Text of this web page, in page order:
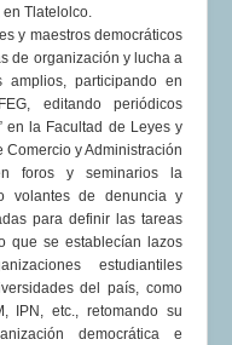
Tlatelolco.
y maestros democráticos
de organización y lucha a
participando en
editando periódicos
en la Facultad de Leyes y
Comercio y Administración
foros y seminarios la
volantes de denuncia y
para definir las tareas
que se establecían lazos
estudiantiles
del país, como
IPN, etc., retomando su
democrática e